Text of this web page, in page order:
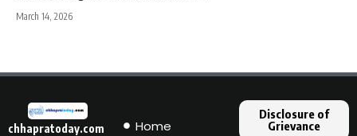
March 14, 2026
chhapratoday.com
Home
Disclosure of
Grievance